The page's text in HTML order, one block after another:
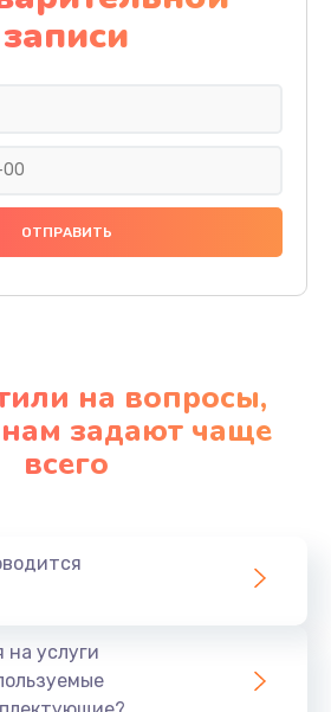
Заказать
тачскрина
740 руб.
Заказать
мультиконтроллера
Заказать
записи
на вопросы,
задают чаще
всего
на услуги